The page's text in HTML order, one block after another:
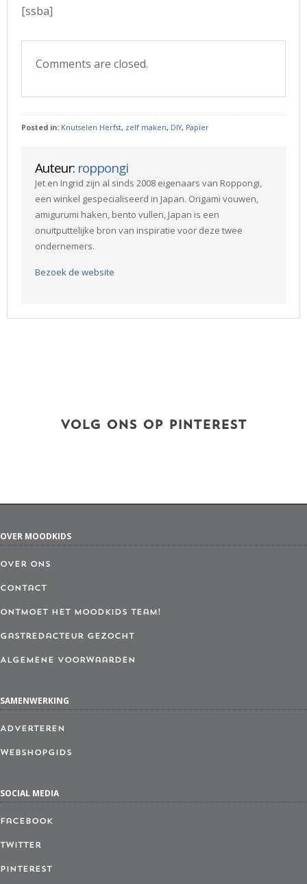
[ssba]
Comments are closed.
Posted in: Knutselen Herfst, zelf maken, DIY, Papier
Auteur: roppongi
Jet en Ingrid zijn al sinds 2008 eigenaars van Roppongi,
een winkel gespecialiseerd in Japan. Origami vouwen,
amigurumi haken, bento vullen, Japan is een
onuitputtelijke bron van inspiratie voor deze twee
ondernemers.
Bezoek de website
VOLG ONS OP PINTEREST
OVER MOODKIDS
Over ons
Contact
Ontmoet het MoodKids Team!
Gastredacteur gezocht
Algemene Voorwaarden
SAMENWERKING
Adverteren
Webshopgids
SOCIAL MEDIA
Facebook
Twitter
Pinterest